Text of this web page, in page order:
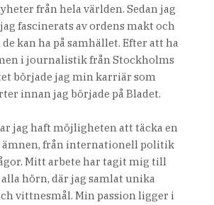
från hela världen. Sedan jag
fascinerats av ordens makt och
kan ha på samhället. Efter att ha
i journalistik från Stockholms
började jag min karriär som
innan jag började på Bladet.
jag haft möjligheten att täcka en
ämnen, från internationell politik
Mitt arbete har tagit mig till
hörn, där jag samlat unika
vittnesmål. Min passion ligger i